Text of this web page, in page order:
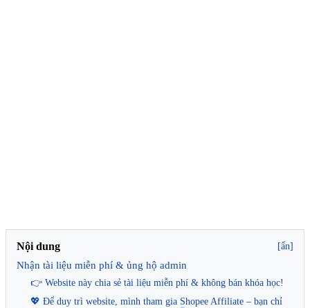
Nội dung [ẩn]
Nhận tài liệu miễn phí & ủng hộ admin
👉 Website này chia sẻ tài liệu miễn phí & không bán khóa học!
💖 Để duy trì website, mình tham gia Shopee Affiliate – bạn chỉ